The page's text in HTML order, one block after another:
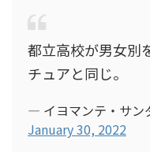
都立高校が男女別
チュアと同じ。
— イヨマンテ・サン
January 30, 2022